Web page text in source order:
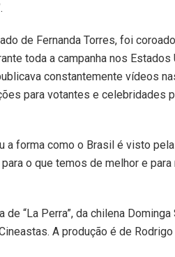
de Fernanda Torres, foi
toda a campanha nos Estados
constantemente vídeos
para votantes e celebridades
a forma como o Brasil é visto
o que temos de melhor e
“La Perra”, da chilena
A produção é de